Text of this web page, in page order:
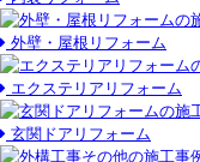
外壁・屋根リフォーム
エクステリアリフォーム
玄関ドアリフォーム